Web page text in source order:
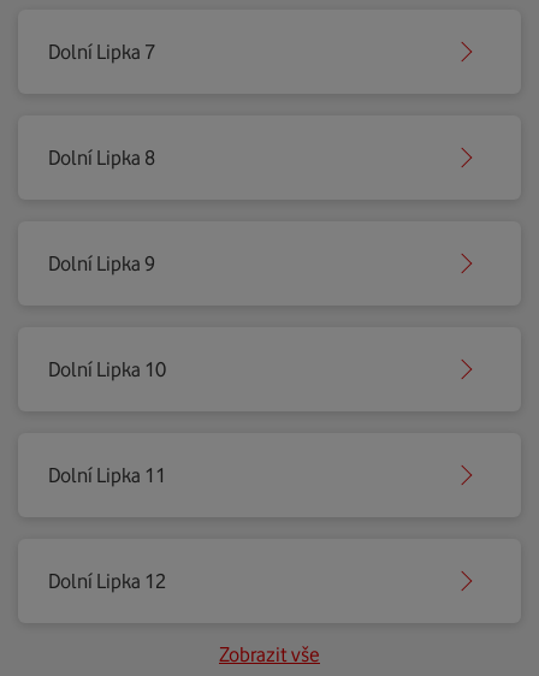
Dolní Lipka 7
Dolní Lipka 8
Dolní Lipka 9
Dolní Lipka 10
Dolní Lipka 11
Dolní Lipka 12
Zobrazit vše